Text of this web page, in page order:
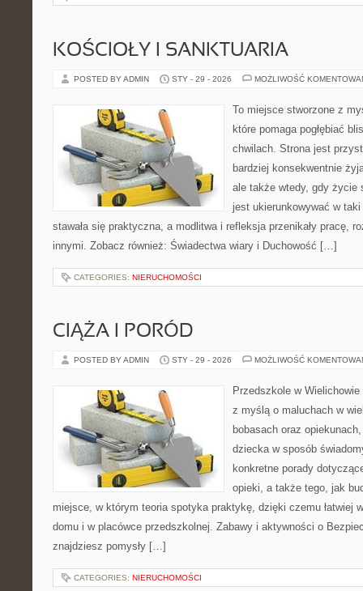
KOŚCIOŁY I SANKTUARIA
POSTED BY ADMIN STY - 29 - 2026 MOŻLIWOŚĆ
To miejsce stworzone z
które pomaga pogłębiać
chwilach. Strona jest
bardziej konsekwentnie
ale także wtedy, gdy życie
jest ukierunkowywać w
stawała się praktyczna, a modlitwa i refleksja przenikały pracę,
innymi. Zobacz również: Świadectwa wiary i Duchowość […]
CATEGORIES: NIERUCHOMOŚCI
CIĄŻA I PORÓD
POSTED BY ADMIN STY - 29 - 2026 MOŻLIWOŚĆ
Przedszkole w
z myślą o maluchach w
bobasach oraz
dziecka w sposób
konkretne porady
opieki, a także tego, jak
miejsce, w którym teoria spotyka praktykę, dzięki czemu łatwiej
domu i w placówce przedszkolnej. Zabawy i aktywności o
znajdziesz pomysły […]
CATEGORIES: NIERUCHOMOŚCI